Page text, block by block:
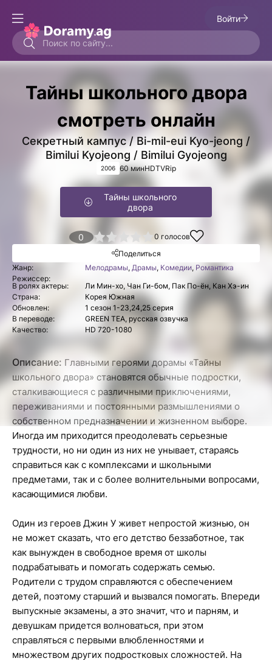
Войти
Тайны школьного двора
смотреть онлайн
Секретный кампус / Bi-mil-eui Kyo-jeong /
Bimilui Kyojeong / Bimilui Gyojeong
2006 60 минHDTVRip
Тайны школьного
двора
0
4 5 0 голосов
Поделиться
Жанр:
Мелодрамы, Драмы, Комедии, Романтика
Режиссер:
В ролях актеры:
Ли Мин-хо, Чан Ги-бом, Пак По-ён, Кан Хэ-ин
Страна:
Корея Южная
Обновлен:
1 сезон 1-23,24,25 серия
В переводе:
GREEN TEA, русская озвучка
Качество:
HD 720-1080
Описание: Главными героями дорамы «Тайны
школьного двора» становятся обычные подростки,
сталкивающиеся с различными приключениями,
переживаниями и постоянными размышлениями о
собственном предназначении и жизненном выборе.
Иногда им приходится преодолевать серьезные
трудности, но ни один из них не унывает, стараясь
справиться как с комплексами и школьными
предметами, так и с более волнительными вопросами,
касающимися любви.
Один из героев Джин У живет непростой жизнью, он
не может сказать, что его детство беззаботное, так
как вынужден в свободное время от школы
подрабатывать и помогать содержать семью.
Родители с трудом справляются с обеспечением
детей, поэтому старший и вызвался помогать. Впереди
выпускные экзамены, а это значит, что и парням, и
девушкам придется волноваться, при этом
справляться с первыми влюбленностями и
множеством других подростковых сложностей. На